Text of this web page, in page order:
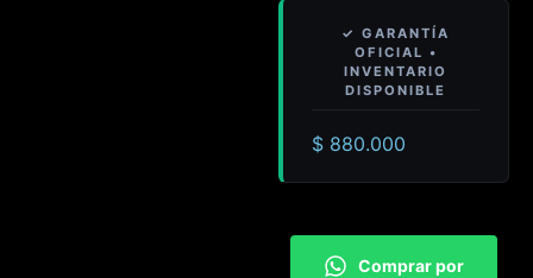
$ 880.000
Comprar por